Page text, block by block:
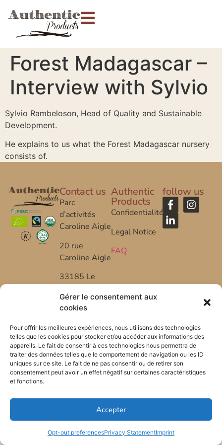
Gérer le consentement aux
cookies
Pour offrir les meilleures expériences, nous utilisons des technologies
telles que les cookies pour stocker et/ou accéder aux informations des
appareils. Le fait de consentir à ces technologies nous permettra de
traiter des données telles que le comportement de navigation ou les ID
uniques sur ce site. Le fait de ne pas consentir ou de retirer son
consentement peut avoir un effet négatif sur certaines caractéristiques
et fonctions.
Accepter
Opt-out preferencesPrivacy StatementImprint
Forest Madagascar –
Interview with Sylvio
Sylvio Rambeloson, Head of Quality and Sustainable
Development.
He explains to us what the Forest Madagascar nursery
consists of.
Contact us
Parc
d’activités
Caroline Aigle
20 rue
Caroline Aigle
33185 Le
FRANCE
53 08 10
*FR-BIO-01
Authentic
Products
Confidentialité
Legal Notice
FAQ
follow us